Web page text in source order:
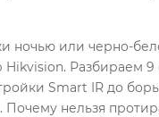
ночью или черно-
Разбираем 9
Smart IR до
нельзя